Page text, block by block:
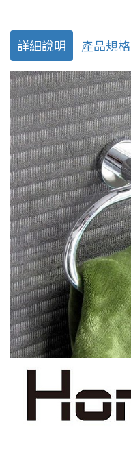
詳細說明 產品規格